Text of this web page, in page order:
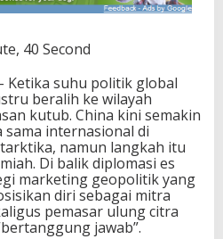
40 Second
Ketika suhu politik global
beralih ke wilayah
kutub. China kini semakin
internasional di
namun langkah itu
Di balik diplomasi es
marketing geopolitik yang
diri sebagai mitra
pemasar ulung citra
jawab”.